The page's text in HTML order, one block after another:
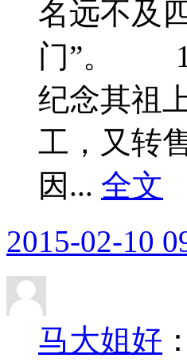
名远不及
门”。
纪念其祖
工，又转
因... 全文
2015-02-10
马大姐好 ：